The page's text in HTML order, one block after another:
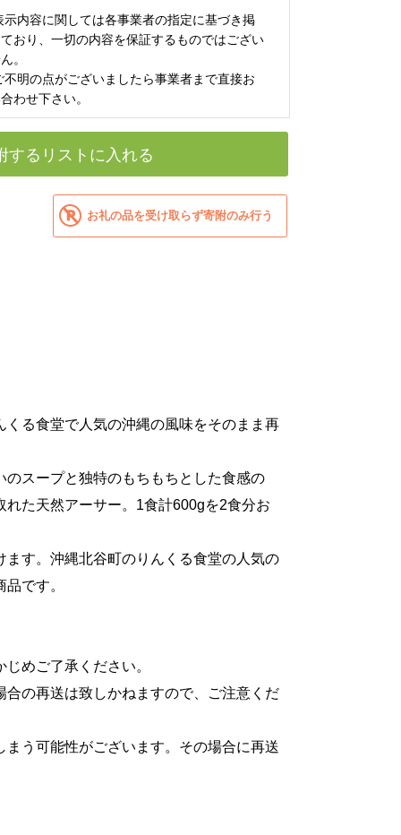
内容に関しては各事業者の指定に基づき掲
おり、一切の内容を保証するものではござい
。
明の点がございましたら事業者まで直接お
わせ下さい。
するリストに入れる
お礼の品を受け取らず寄附のみ行う
る食堂で人気の沖縄の風味をそのまま再
スープと独特のもちもちとした食感の
た天然アーサー。1食計600gを2食分お
す。沖縄北谷町のりんくる食堂の人気の
です。
めご了承ください。
の再送は致しかねますので、ご注意くだ
う可能性がございます。その場合に再送